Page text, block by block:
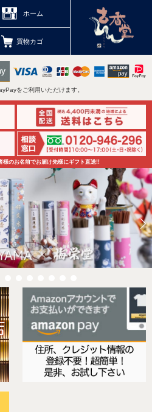
ホーム
買物カゴ
をご利用いただけます。
様のお名前でお届け先様にギフト直送!!